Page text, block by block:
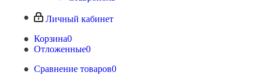
Личный кабинет
Корзина0
Отложенные0
Сравнение товаров0